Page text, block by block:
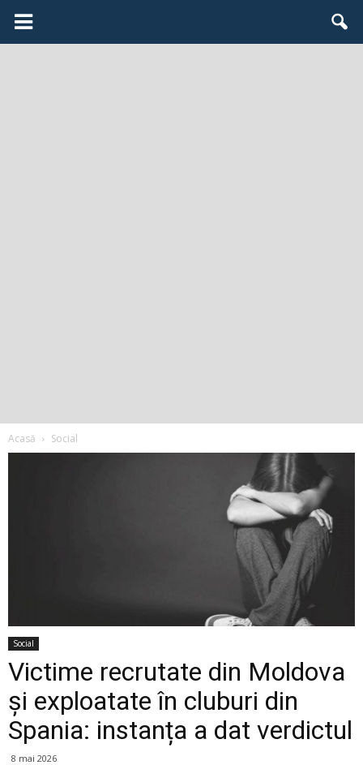
Acasă Social
Social
Victime recrutate din Moldova
și exploatate în cluburi din
Spania: instanța a dat verdictul
8 mai 2026